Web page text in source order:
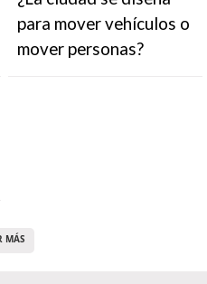
para mover vehículos o
mover personas?
MÁS